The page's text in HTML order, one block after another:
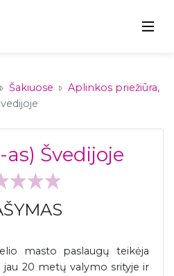
Šakiuose
Aplinkos priežiūra,
Švedijoje
masto paslaugų teikėja
jau 20 metų valymo srityje ir